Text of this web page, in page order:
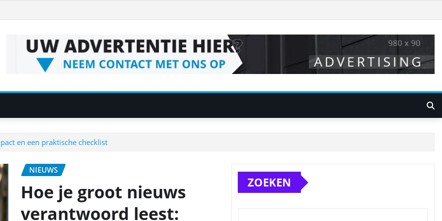
en een praktische checklist
NIEUWS
Hoe je groot nieuws
verantwoord leest:
ZOEKEN